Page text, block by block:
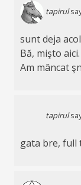
tapirul
sunt deja
Bă, mişto
Am mâncat
tapirul
gata bre, full